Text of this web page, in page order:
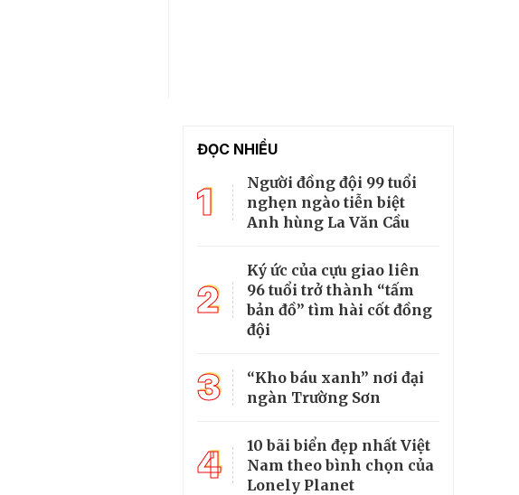
ĐỌC NHIỀU
1
Người đồng đội 99 tuổi
nghẹn ngào tiễn biệt
Anh hùng La Văn Cầu
2
Ký ức của cựu giao liên
96 tuổi trở thành “tấm
bản đồ” tìm hài cốt đồng
đội
3
“Kho báu xanh” nơi đại
ngàn Trường Sơn
4
10 bãi biển đẹp nhất Việt
Nam theo bình chọn của
Lonely Planet